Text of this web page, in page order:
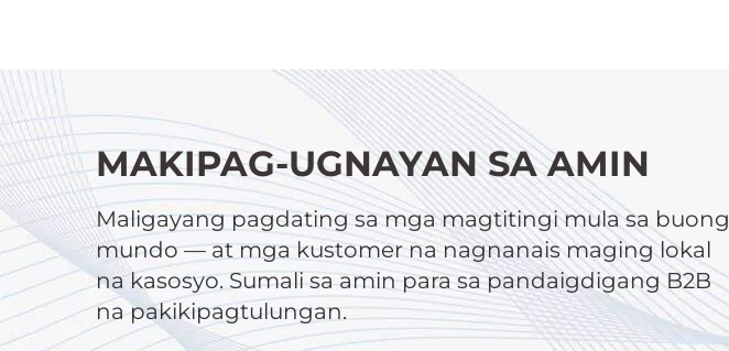
MAKIPAG-UGNAYAN SA AMIN
Maligayang pagdating sa mga magtitingi mula sa buong
mundo — at mga kustomer na nagnanais maging lokal
na kasosyo. Sumali sa amin para sa pandaigdigang B2B
na pakikipagtulungan.